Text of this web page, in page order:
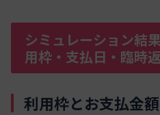
シミュレーション結
用枠・支払日・臨時
利用枠とお支払金